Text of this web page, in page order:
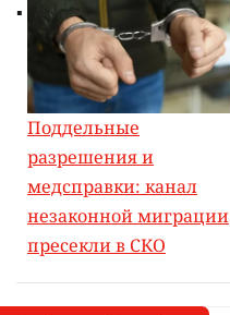
Поддельные
разрешения и
медсправки: канал
незаконной миграции
пресекли в СКО